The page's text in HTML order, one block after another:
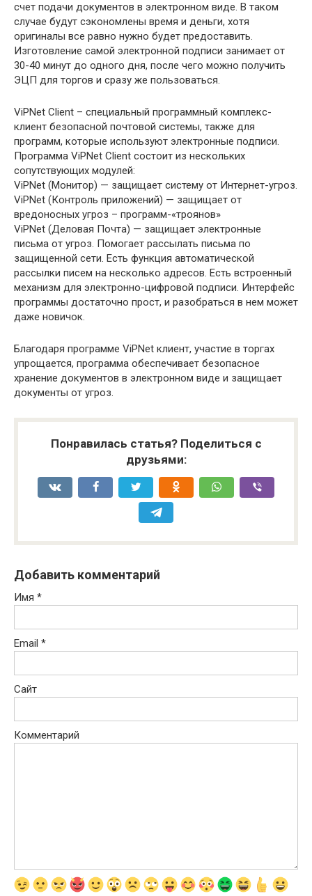
счет подачи документов в электронном виде. В таком
случае будут сэкономлены время и деньги, хотя
оригиналы все равно нужно будет предоставить.
Изготовление самой электронной подписи занимает от
30-40 минут до одного дня, после чего можно получить
ЭЦП для торгов и сразу же пользоваться.
ViPNet Client – специальный программный комплекс-
клиент безопасной почтовой системы, также для
программ, которые используют электронные подписи.
Программа ViPNet Client состоит из нескольких
сопутствующих модулей:
ViPNet (Монитор) — защищает систему от Интернет-угроз.
ViPNet (Контроль приложений) — защищает от
вредоносных угроз – программ-«троянов»
ViPNet (Деловая Почта) — защищает электронные
письма от угроз. Помогает рассылать письма по
защищенной сети. Есть функция автоматической
рассылки писем на несколько адресов. Есть встроенный
механизм для электронно-цифровой подписи. Интерфейс
программы достаточно прост, и разобраться в нем может
даже новичок.
Благодаря программе ViPNet клиент, участие в торгах
упрощается, программа обеспечивает безопасное
хранение документов в электронном виде и защищает
документы от угроз.
Понравилась статья? Поделиться с
друзьями:
Добавить комментарий
Имя *
Email *
Сайт
Комментарий